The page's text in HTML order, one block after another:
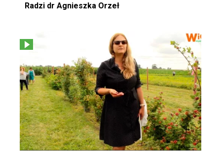
Radzi dr Agnieszka Orzeł